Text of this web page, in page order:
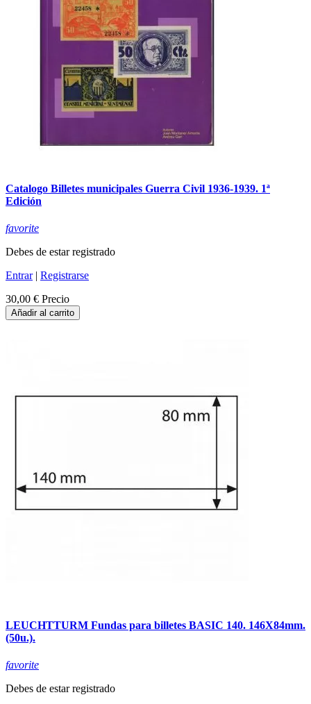
Catalogo Billetes municipales Guerra Civil 1936-1939. 1ª
Edición
favorite
Debes de estar registrado
Entrar| Registrarse
30,00 € Precio
Añadir al carrito
LEUCHTTURM Fundas para billetes BASIC 140. 146X84mm.
(50u.).
favorite
Debes de estar registrado